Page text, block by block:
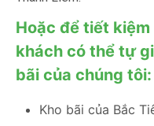
Hoặc để tiết
khách có thể tự
bãi của chúng tôi:
Kho bãi của Bắc